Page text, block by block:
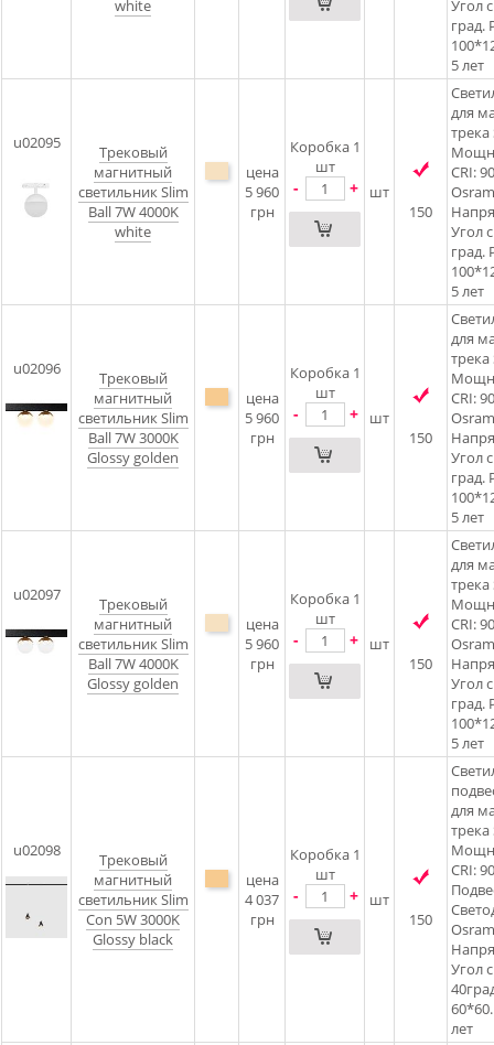
white
Угол
град.
5 лет
u02095
Трековый
магнитный
светильник Slim
Ball 7W 4000K
white
цена
5 960
грн
Коробка 1
шт
- +
шт
150
для
трека
CRI:
Угол
град.
5 лет
u02096
Трековый
магнитный
светильник Slim
Ball 7W 3000K
Glossy golden
цена
5 960
грн
Коробка 1
шт
- +
шт
150
для
трека
CRI:
Угол
град.
5 лет
u02097
Трековый
магнитный
светильник Slim
Ball 7W 4000K
Glossy golden
цена
5 960
грн
Коробка 1
шт
- +
шт
150
для
трека
CRI:
Угол
град.
5 лет
u02098
Трековый
магнитный
светильник Slim
Con 5W 3000K
Glossy black
цена
4 037
грн
Коробка 1
шт
- +
шт
150
для
трека
CRI:
Угол
лет